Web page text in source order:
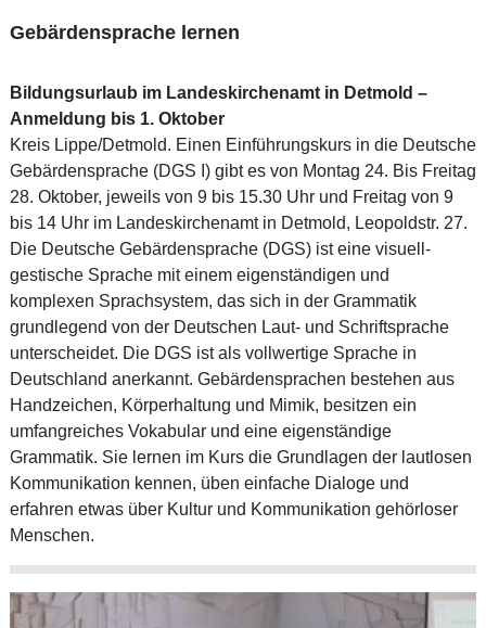
Gebärdensprache lernen
Bildungsurlaub im Landeskirchenamt in Detmold –
Anmeldung bis 1. Oktober
Kreis Lippe/Detmold. Einen Einführungskurs in die Deutsche
Gebärdensprache (DGS I) gibt es von Montag 24. Bis Freitag
28. Oktober, jeweils von 9 bis 15.30 Uhr und Freitag von 9
bis 14 Uhr im Landeskirchenamt in Detmold, Leopoldstr. 27.
Die Deutsche Gebärdensprache (DGS) ist eine visuell-
gestische Sprache mit einem eigenständigen und
komplexen Sprachsystem, das sich in der Grammatik
grundlegend von der Deutschen Laut- und Schriftsprache
unterscheidet. Die DGS ist als vollwertige Sprache in
Deutschland anerkannt. Gebärdensprachen bestehen aus
Handzeichen, Körperhaltung und Mimik, besitzen ein
umfangreiches Vokabular und eine eigenständige
Grammatik. Sie lernen im Kurs die Grundlagen der lautlosen
Kommunikation kennen, üben einfache Dialoge und
erfahren etwas über Kultur und Kommunikation gehörloser
Menschen.